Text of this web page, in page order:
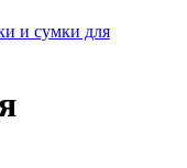
и сумки для